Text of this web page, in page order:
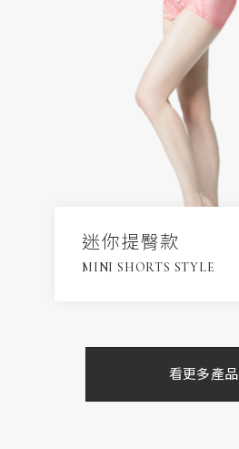
迷你提臀款
MINI SHORTS STYLE
看更多產品